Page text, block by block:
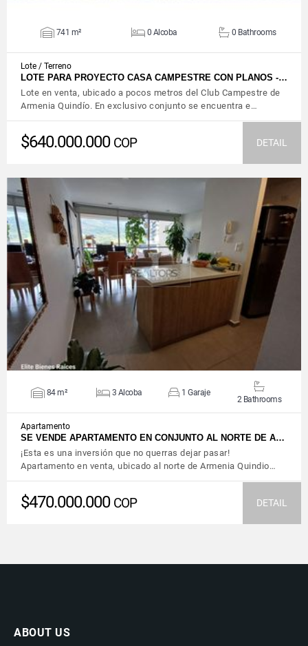
741 m² 0 Alcoba 0 Bathrooms
Lote / Terreno
LOTE PARA PROYECTO CASA CAMPESTRE CON PLANOS -…
Lote en venta, ubicado a pocos metros del Club Campestre de
Armenia Quindío. En exclusivo conjunto se encuentra e…
$640.000.000 COP DETAIL
VIEW DETAILS
84 m² 3 Alcoba 1 Garaje
2 Bathrooms
Apartamento
SE VENDE APARTAMENTO EN CONJUNTO AL NORTE DE A…
¡Esta es una inversión que no querras dejar pasar!
Apartamento en venta, ubicado al norte de Armenia Quindio…
$470.000.000 COP DETAIL
ABOUT US